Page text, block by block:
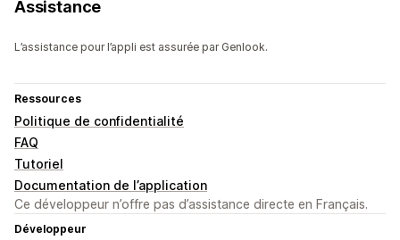
Assistance
L’assistance pour l’appli est assurée par Genlook.
Ressources
Politique de confidentialité
FAQ
Tutoriel
Documentation de l’application
Ce développeur n’offre pas d’assistance directe en Français.
Développeur